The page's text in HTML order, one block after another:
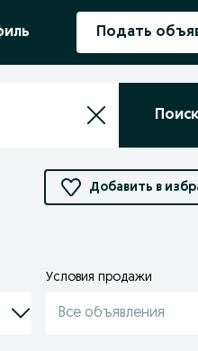
Подать
Добавить в
Условия продажи
Все объявления